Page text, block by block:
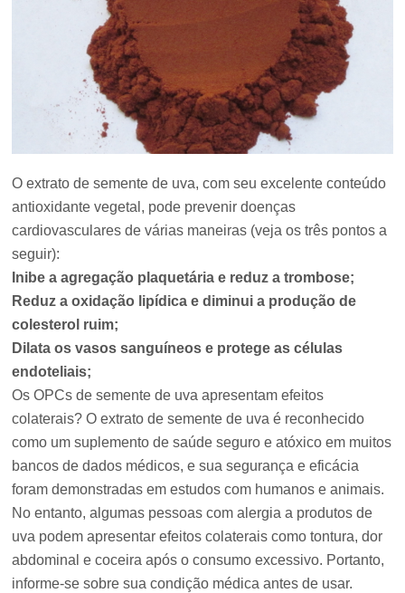
O extrato de semente de uva, com seu excelente conteúdo
antioxidante vegetal, pode prevenir doenças
cardiovasculares de várias maneiras (veja os três pontos a
seguir):
Inibe a agregação plaquetária e reduz a trombose;
Reduz a oxidação lipídica e diminui a produção de
colesterol ruim;
Dilata os vasos sanguíneos e protege as células
endoteliais;
Os OPCs de semente de uva apresentam efeitos
colaterais? O extrato de semente de uva é reconhecido
como um suplemento de saúde seguro e atóxico em muitos
bancos de dados médicos, e sua segurança e eficácia
foram demonstradas em estudos com humanos e animais.
No entanto, algumas pessoas com alergia a produtos de
uva podem apresentar efeitos colaterais como tontura, dor
abdominal e coceira após o consumo excessivo. Portanto,
informe-se sobre sua condição médica antes de usar.